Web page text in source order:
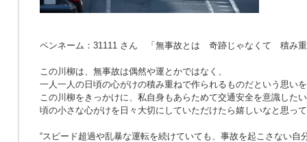
ペンネーム：31111 さん 「無事故とは 奇跡じゃなくて 積み
この川柳は、無事故は偶然や運とかではなく、
一人一人の日頃の心がけの積み重ねで作られるものだという思い
この川柳をきっかけに、私自身もあらためて交通安全を意識した
頃の小さな心がけを日々大切にしていただけたら嬉しいなと思っ
“スピード超過や乱暴な運転を続けていても、事故を起こさない自